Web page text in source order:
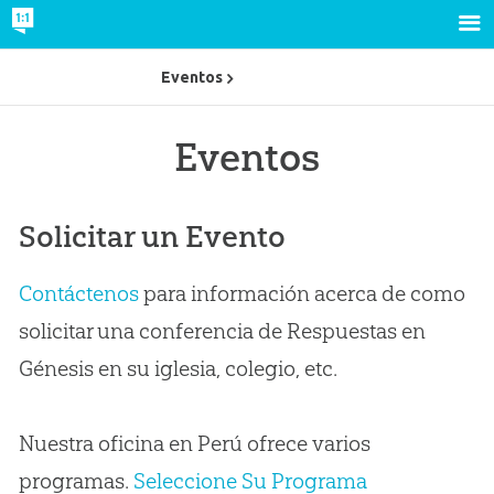
Eventos
Solicitar un Evento
Contáctenospara información acerca de como
solicitar una conferencia de Respuestas en
Génesis en su iglesia, colegio, etc.
Nuestra oficina en Perú ofrece varios
programas. Seleccione Su Programa
Eventos